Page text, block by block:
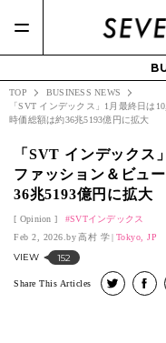
TOP
BUSINESS NEWS
「SVT インデックス」1月最終日は
時価総額は約36兆5193億円に拡大
「SVT インデック
ファッション＆ビュ
36兆5193億円に拡大
Opinion
SVTインデックス
Feb 2, 2026.
高村 学 Tokyo, JP
VIEW 152
Share This Articles